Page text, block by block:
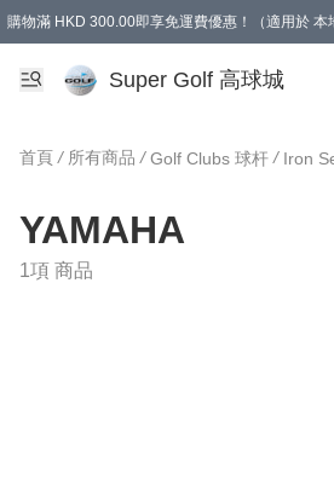
購物滿 HKD 300.00即享免運費優惠！（適用於 本
Super Golf 高球城
首頁 / 所有商品 / Golf Clubs 球杆 / Iron
YAMAHA
1項 商品